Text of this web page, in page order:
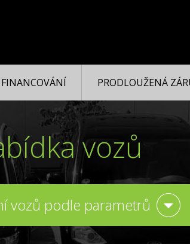
FINANCOVÁNÍ PRODLOUŽENÁ
vozů
vozů podle parametrů